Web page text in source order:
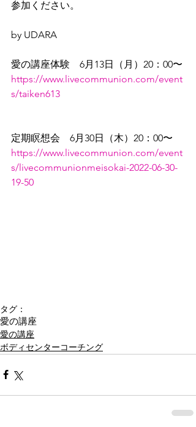
参加ください。
by UDARA
愛の講座体験　6月13日（月）20：00〜
https://www.livecommunion.com/event
s/taiken613
定期瞑想会　6月30日（木）20：00〜
https://www.livecommunion.com/event
s/livecommunionmeisokai-2022-06-30-
19-50
タグ：
愛の講座
愛の講座
ボディセンターコーチング